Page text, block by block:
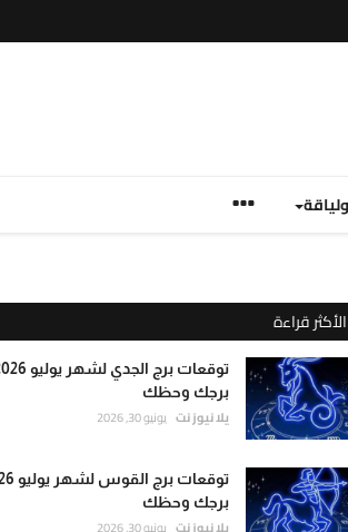
الأكثر قراءة
برجك وحظك
يلا نيوز نت يونيو 30, 2026
برجك وحظك
يلا نيوز نت يونيو 30, 2026